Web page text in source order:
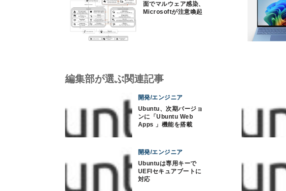
面でマルウェア感染、
Microsoftが注意喚起
編集部が選ぶ関連記事
開発/エンジニア
Ubuntu、次期バージョ
ンに「Ubuntu Web
Apps 」機能を搭載
開発/エンジニア
Ubuntuは専用キーで
UEFIセキュアブートに
対応